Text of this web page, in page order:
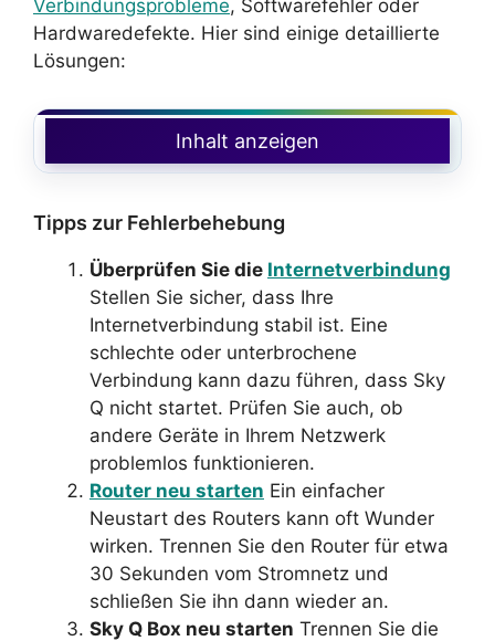
Verbindungsprobleme, Softwarefehler oder
Hardwaredefekte. Hier sind einige detaillierte
Lösungen:
Inhalt anzeigen
Tipps zur Fehlerbehebung
Überprüfen Sie die Internetverbindung
Stellen Sie sicher, dass Ihre
Internetverbindung stabil ist. Eine
schlechte oder unterbrochene
Verbindung kann dazu führen, dass Sky
Q nicht startet. Prüfen Sie auch, ob
andere Geräte in Ihrem Netzwerk
problemlos funktionieren.
Router neu starten Ein einfacher
Neustart des Routers kann oft Wunder
wirken. Trennen Sie den Router für etwa
30 Sekunden vom Stromnetz und
schließen Sie ihn dann wieder an.
Sky Q Box neu starten Trennen Sie die